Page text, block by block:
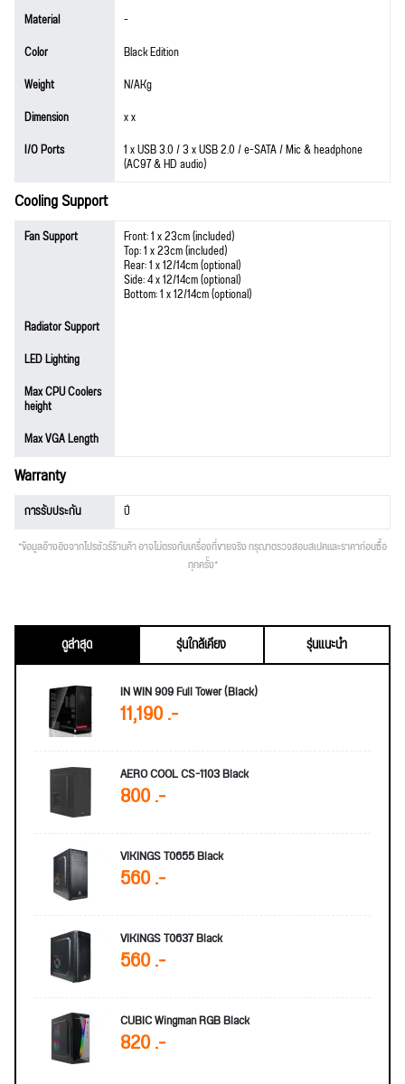
Material
-
Color
Black Edition
Weight
N/AKg
Dimension
x x
I/O Ports
1 x USB 3.0 / 3 x USB 2.0 / e-SATA / Mic & headphone
(AC97 & HD audio)
Cooling Support
Fan Support Front: 1 x 23cm (included)
Top: 1 x 23cm (included)
Rear: 1 x 12/14cm (optional)
Side: 4 x 12/14cm (optional)
Bottom: 1 x 12/14cm (optional)
Radiator Support
LED Lighting
Max CPU Coolers
height
Max VGA Length
Warranty
การรับประกัน ปี
*ข้อมูลอ้างอิงจากโปรชัวร์ร้านค้า อาจไม่ตรงกับเครื่องที่ขายจริง กรุณาตรวจสอบสเปคและราคาก่อนซื้อ
ทุกครั้ง*
ดูล่าสุด รุ่นใกล้เคียง
รุ่นแนะนำ
IN WIN 909 Full Tower (Black)
11,190 .-
AERO COOL CS-1103 Black
800 .-
VIKINGS T0655 Black
560 .-
VIKINGS T0637 Black
560 .-
CUBIC Wingman RGB Black
820 .-